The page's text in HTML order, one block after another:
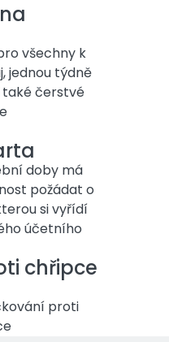
všechny k
jednou týdně
také čerstvé
doby má
požádat o
si vyřídí
účetního
chřipce
proti